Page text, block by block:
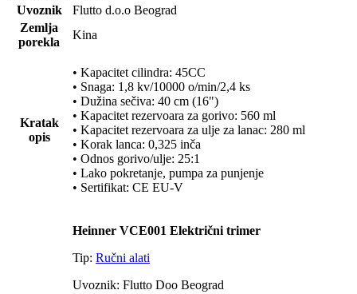
Uvoznik
Flutto d.o.o Beograd
Zemlja
porekla
Kina
Kratak
opis
• Kapacitet cilindra: 45CC
• Snaga: 1,8 kv/10000 o/min/2,4 ks
• Dužina sečiva: 40 cm (16")
• Kapacitet rezervoara za gorivo: 560 ml
• Kapacitet rezervoara za ulje za lanac: 280 ml
• Korak lanca: 0,325 inča
• Odnos gorivo/ulje: 25:1
• Lako pokretanje, pumpa za punjenje
• Sertifikat: CE EU-V
Heinner VCE001 Električni trimer
Tip: Ručni alati
Uvoznik: Flutto Doo Beograd